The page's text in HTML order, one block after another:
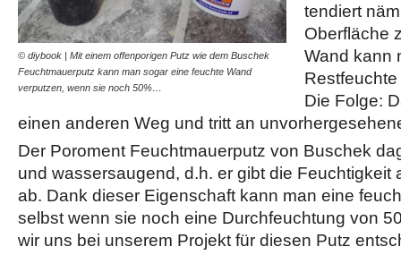
© diybook | Mit einem offenporigen Putz wie dem Buschek
Feuchtmauerputz kann man sogar eine feuchte Wand
verputzen, wenn sie noch 50%…
tendiert
Oberfläche
Wand kann
Die Folge:
einen anderen Weg und tritt an
Der Poroment Feuchtmauerputz von Buschek
und wassersaugend, d.h. er gibt die Feuchtigkeit
ab. Dank dieser Eigenschaft kann man eine
selbst wenn sie noch eine Durchfeuchtung von
wir uns bei unserem Projekt für diesen Putz